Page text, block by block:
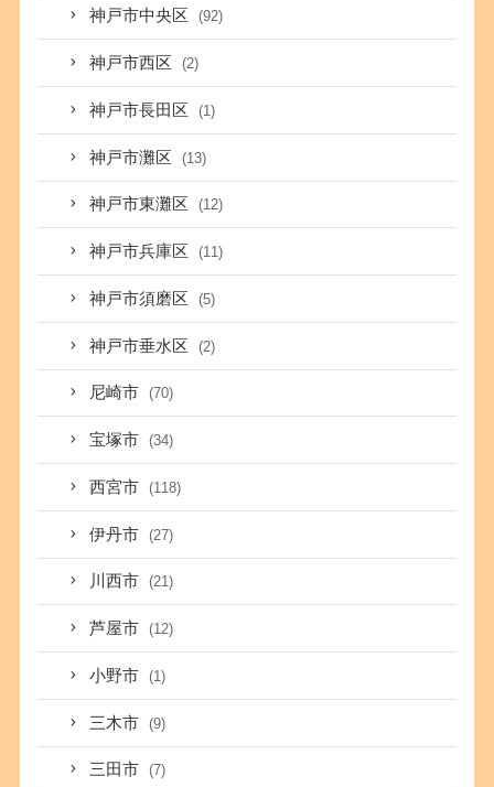
神戸市中央区 (92)
神戸市西区 (2)
神戸市長田区 (1)
神戸市灘区 (13)
神戸市東灘区 (12)
神戸市兵庫区 (11)
神戸市須磨区 (5)
神戸市垂水区 (2)
尼崎市 (70)
宝塚市 (34)
西宮市 (118)
伊丹市 (27)
川西市 (21)
芦屋市 (12)
小野市 (1)
三木市 (9)
三田市 (7)